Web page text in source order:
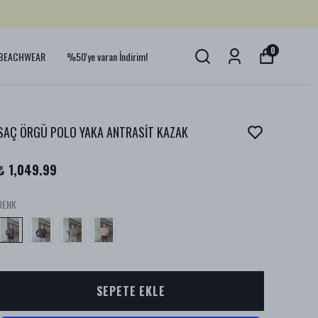
%50'ye varan İndirim! 0
ÖRGÜ POLO YAKA ANTRASİT KAZAK
1,049.99
SEPETE EKLE